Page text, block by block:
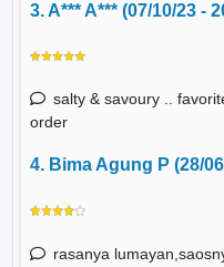
3. A*** A*** (07/10/23 -
salty & savoury ..
order
4. Bima Agung P (28/
rasanya